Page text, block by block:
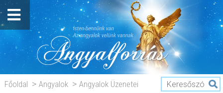
Főoldal Angyalok
Angyalok Üzenetei